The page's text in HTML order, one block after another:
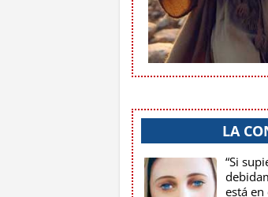
LA
“Si
está en